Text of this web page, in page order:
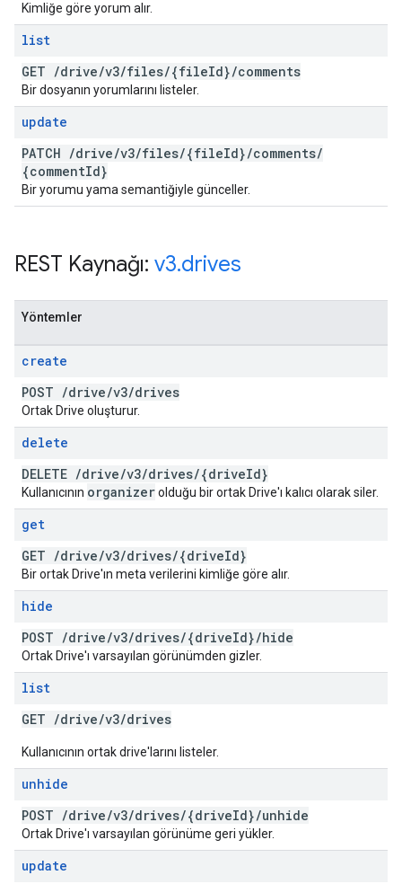
Kimliğe göre yorum alır.
list
GET /drive/v3/files/{fileId}/comments
Bir dosyanın yorumlarını listeler.
update
PATCH /drive/v3/files/{fileId}/comments/
{commentId}
Bir yorumu yama semantiğiyle günceller.
REST Kaynağı: v3.drives
Yöntemler
create
POST /drive/v3/drives
Ortak Drive oluşturur.
delete
DELETE /drive/v3/drives/{driveId}
Kullanıcının organizerolduğu bir ortak Drive'ı kalıcı olarak siler.
get
GET /drive/v3/drives/{driveId}
Bir ortak Drive'ın meta verilerini kimliğe göre alır.
hide
POST /drive/v3/drives/{driveId}/hide
Ortak Drive'ı varsayılan görünümden gizler.
list
GET /drive/v3/drives
Kullanıcının ortak drive'larını listeler.
unhide
POST /drive/v3/drives/{driveId}/unhide
Ortak Drive'ı varsayılan görünüme geri yükler.
update